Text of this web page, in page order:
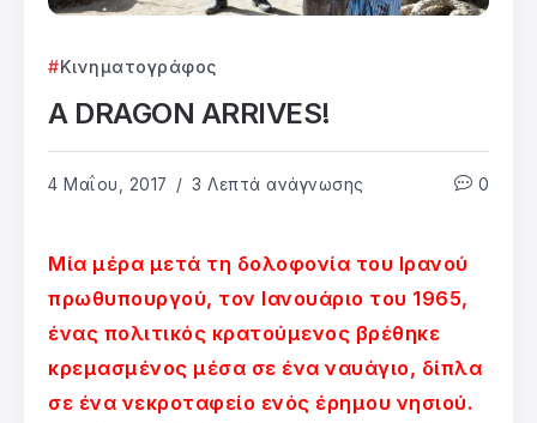
Κινηματογράφος
A DRAGON ARRIVES!
4 Μαΐου, 2017 3 Λεπτά ανάγνωσης 0
Μία μέρα μετά τη δολοφονία του Ιρανού
πρωθυπουργού, τον Ιανουάριο του 1965,
ένας πολιτικός κρατούμενος βρέθηκε
κρεμασμένος μέσα σε ένα ναυάγιο, δίπλα
σε ένα νεκροταφείο ενός έρημου νησιού.